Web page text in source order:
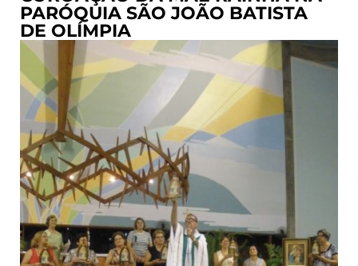
PARÓQUIA SÃO JOÃO BATISTA
DE OLÍMPIA